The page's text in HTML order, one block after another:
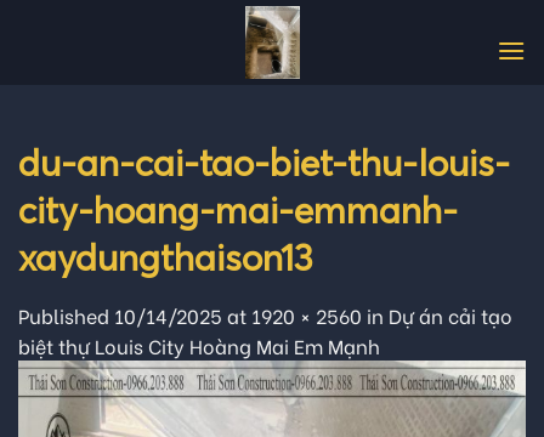
du-an-cai-tao-biet-thu-louis-
city-hoang-mai-emmanh-
xaydungthaison13
Published 10/14/2025 at 1920 × 2560 in Dự án cải tạo
biệt thự Louis City Hoàng Mai Em Mạnh